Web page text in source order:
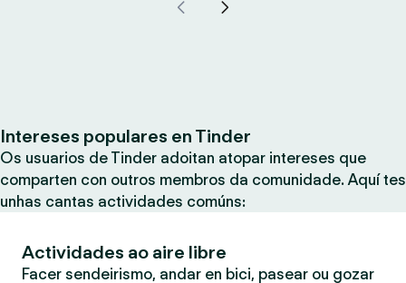
Intereses populares en Tinder
Os usuarios de Tinder adoitan atopar intereses que
comparten con outros membros da comunidade. Aquí tes
unhas cantas actividades comúns:
Actividades ao aire libre
Facer sendeirismo, andar en bici, pasear ou gozar